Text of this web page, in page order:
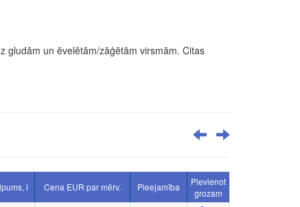
gludām un ēvelētām/zāģētām virsmām. Citas
l Cena EUR par mērv. Pieejamība
Pievienot
grozam